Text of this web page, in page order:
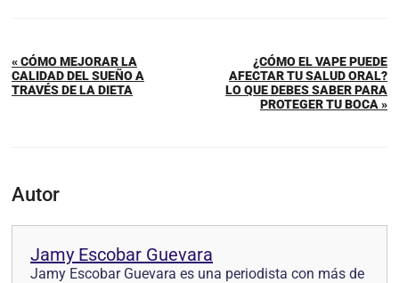
« CÓMO MEJORAR LA
CALIDAD DEL SUEÑO A
TRAVÉS DE LA DIETA
¿CÓMO EL VAPE PUEDE
AFECTAR TU SALUD ORAL?
LO QUE DEBES SABER PARA
PROTEGER TU BOCA »
Autor
Jamy Escobar Guevara
Jamy Escobar Guevara es una periodista con más de